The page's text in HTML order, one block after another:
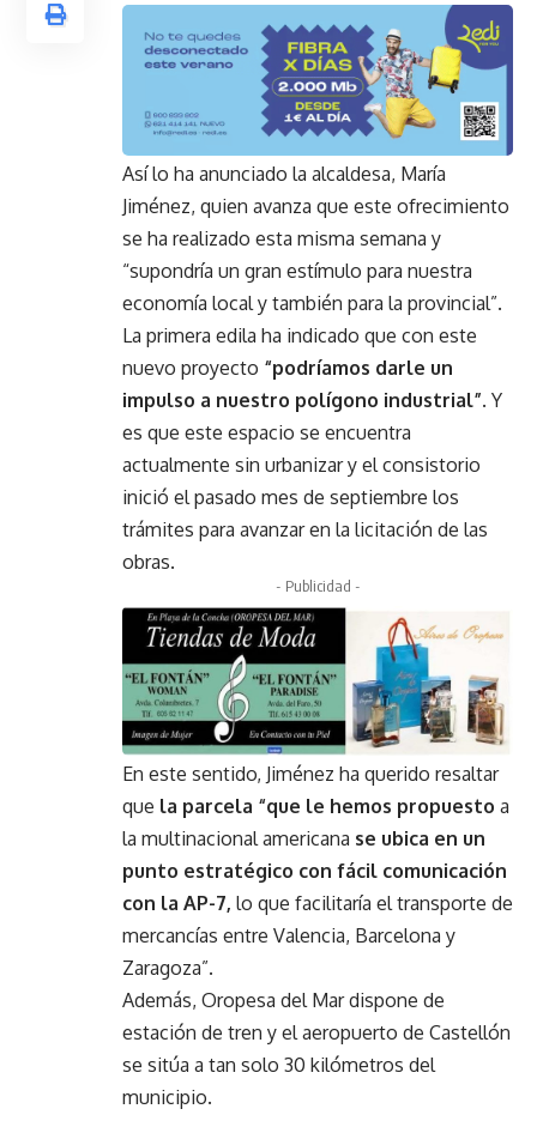
Así lo ha anunciado la alcaldesa, María
Jiménez, quien avanza que este ofrecimiento
se ha realizado esta misma semana y
“supondría un gran estímulo para nuestra
economía local y también para la provincial”.
La primera edila ha indicado que con este
nuevo proyecto “podríamos darle un
impulso a nuestro polígono industrial”. Y
es que este espacio se encuentra
actualmente sin urbanizar y el consistorio
inició el pasado mes de septiembre los
trámites para avanzar en la licitación de las
obras.
- Publicidad -
En este sentido, Jiménez ha querido resaltar
que la parcela “que le hemos propuesto a
la multinacional americana se ubica en un
punto estratégico con fácil comunicación
con la AP-7, lo que facilitaría el transporte de
mercancías entre Valencia, Barcelona y
Zaragoza”.
Además, Oropesa del Mar dispone de
estación de tren y el aeropuerto de Castellón
se sitúa a tan solo 30 kilómetros del
municipio.